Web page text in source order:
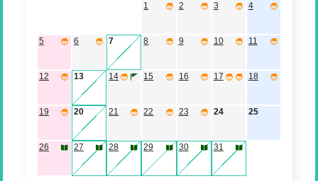
1 2 3 4
5 6 7 8 9 10 11
12 13 14 15 16 17 18
19 20 21 22 23 24 25
26 27 28 29 30 31